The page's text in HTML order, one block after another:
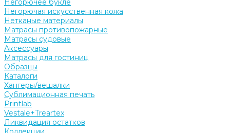
Негорючее букле
Негорючая искусственная кожа
Нетканые материалы
Матрасы противопожарные
Матрасы судовые
Аксессуары
Матрасы для гостиниц
Образцы
Каталоги
Хангеры/вешалки
Сублимационная печать
Printlab
Vestale+Treartex
Ликвидация остатков